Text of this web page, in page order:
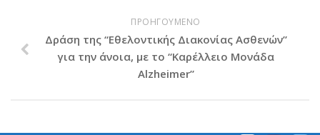
ΠΡΟΗΓΟΥΜΕΝΟ
Δράση της “Εθελοντικής Διακονίας Ασθενών”
για την άνοια, με το “Καρέλλειο Μονάδα
Alzheimer”